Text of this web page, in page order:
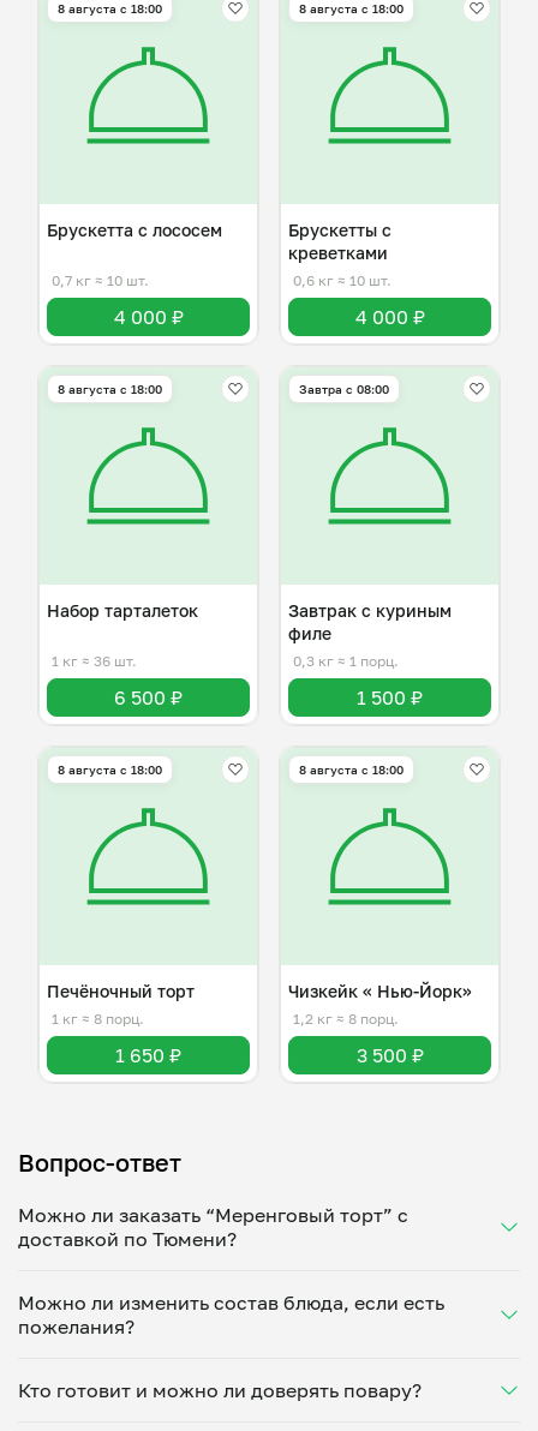
8 августа с 18:00
Брускетта с лососем
0,7 кг ≈ 10 шт.
4 000 ₽
8 августа с 18:00
Брускетты с
креветками
0,6 кг ≈ 10 шт.
4 000 ₽
8 августа с 18:00
Набор тарталеток
1 кг ≈ 36 шт.
6 500 ₽
Завтра c 08:00
Завтрак с куриным
филе
0,3 кг ≈ 1 порц.
1 500 ₽
8 августа с 18:00
Печёночный торт
1 кг ≈ 8 порц.
1 650 ₽
8 августа с 18:00
Чизкейк « Нью-Йорк»
1,2 кг ≈ 8 порц.
3 500 ₽
Вопрос-ответ
Можно ли заказать “Меренговый торт” с
доставкой по Тюмени?
Укажите удобное время — и получите свежее
домашнее блюдо в большой порции прямо с плиты.
минут. Статус заказа отслеживайте в личном
кабинете, а с поваром можно связаться напрямую в
Можно ли изменить состав блюда, если есть
пожелания?
ваши предпочтения: уберет специи, снизит
Кто готовит и можно ли доверять повару?